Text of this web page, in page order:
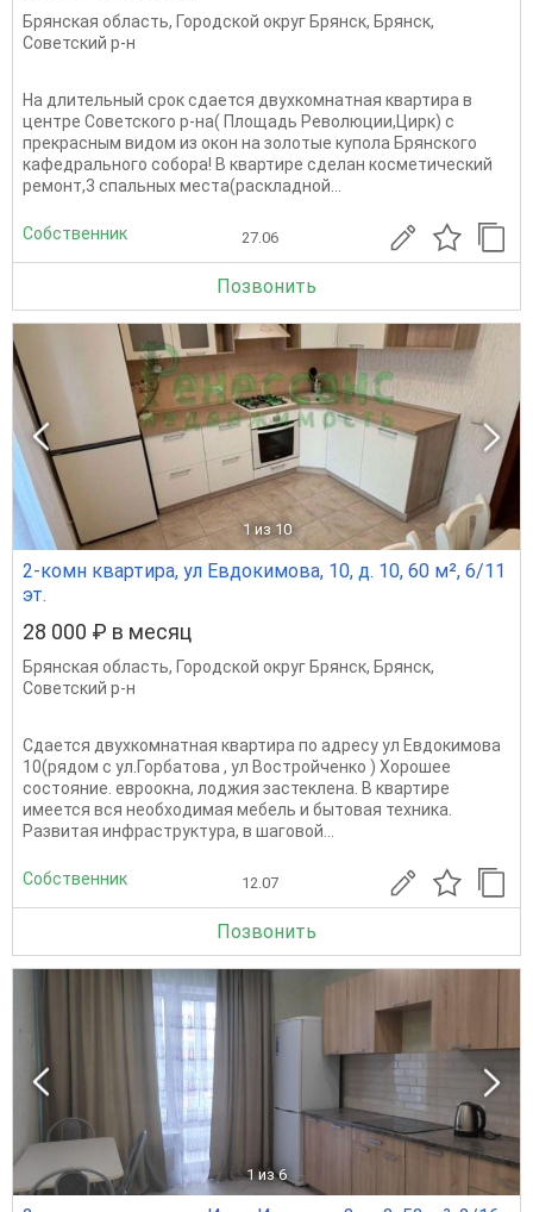
Брянская область, Городской округ Брянск, Брянск,
Советский р-н
На длительный срок сдается двухкомнатная квартира в
центре Советского р-на( Площадь Революции,Цирк) с
прекрасным видом из окон на золотые купола Брянского
кафедрального собора! В квартире сделан косметический
ремонт,3 спальных места(раскладной...
Собственник 27.06
Позвонить
1 из 10
2-комн квартира, ул Евдокимова, 10, д. 10, 60 м², 6/11
эт.
28 000 ₽ в месяц
Брянская область, Городской округ Брянск, Брянск,
Советский р-н
Сдается двухкомнатная квартира по адресу ул Евдокимова
10(рядом с ул.Горбатова , ул Востройченко ) Хорошее
состояние. евроокна, лоджия застеклена. В квартире
имеется вся необходимая мебель и бытовая техника.
Развитая инфраструктура, в шаговой...
Собственник 12.07
Позвонить
1 из 6